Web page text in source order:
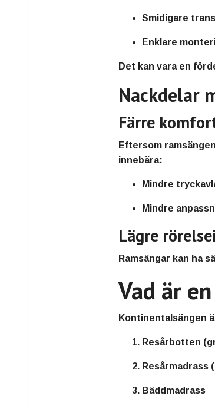
Smidigare
Enklare
Det kan vara en
Nackdelar
Färre
Eftersom
innebära:
Mindre
Mindre
Lägre
Ramsängar kan ha
Vad är
Kontinentalsängen
Resårbotten
Resårmadrass
Bäddmadrass